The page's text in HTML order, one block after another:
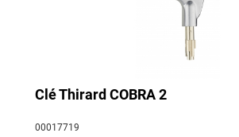
Clé Thirard COBRA 2
00017719